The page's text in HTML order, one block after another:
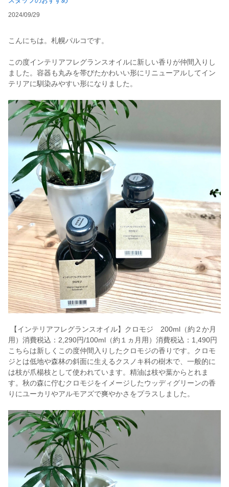
2024/09/29
こんにちは。札幌パルコです。
この度インテリアフレグランスオイルに新しい香りが仲間入りし
ました。容器も丸みを帯びたかわいい形にリニューアルしてイン
テリアに馴染みやすい形になりました。
【インテリアフレグランスオイル】クロモジ 200ml（約２か月
用）消費税込：2,290円/100ml（約１ヵ月用）消費税込：1,490円
こちらは新しくこの度仲間入りしたクロモジの香りです。クロモ
ジとは低地や森林の斜面に生えるクスノキ科の樹木で、一般的に
は枝が爪楊枝として使われています。精油は枝や葉からとれま
す。秋の森に佇むクロモジをイメージしたウッディグリーンの香
りにユーカリやアルモアズで爽やかさをプラスしました。